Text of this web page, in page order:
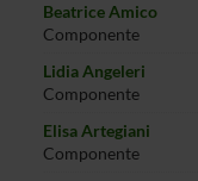
Beatrice Amico
Componente
Lidia Angeleri
Componente
Elisa Artegiani
Componente